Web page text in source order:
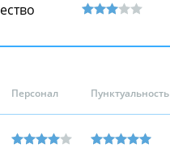
Персонал Пунктуальность